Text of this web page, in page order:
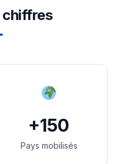
chiffres
+150
Pays mobilisés